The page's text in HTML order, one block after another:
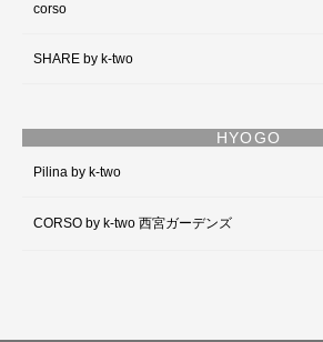
corso
SHARE by k-two
HYOGO
Pilina by k-two
CORSO by k-two 西宮ガーデンズ